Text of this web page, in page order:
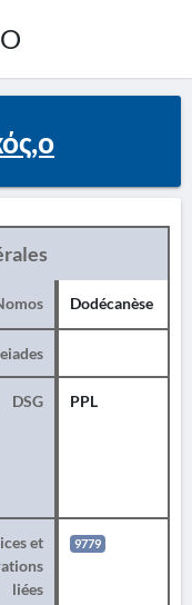
Dodécanèse
DSG PPL
et
liées
9779